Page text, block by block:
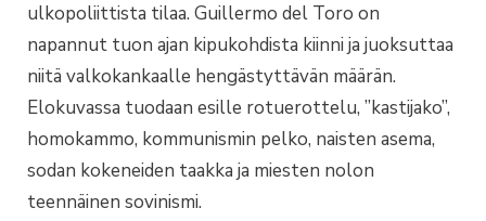
ulkopoliittista tilaa. Guillermo del Toro on
napannut tuon ajan kipukohdista kiinni ja juoksuttaa
niitä valkokankaalle hengästyttävän määrän.
Elokuvassa tuodaan esille rotuerottelu, ”kastijako”,
homokammo, kommunismin pelko, naisten asema,
sodan kokeneiden taakka ja miesten nolon
teennäinen sovinismi.